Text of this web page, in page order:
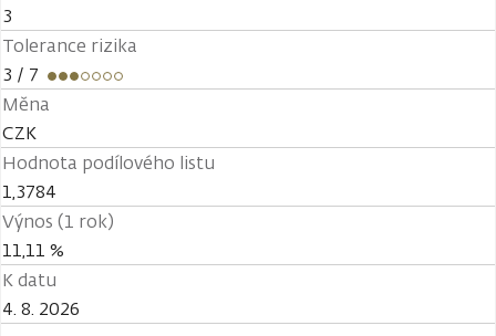
3
Tolerance rizika
3 / 7
Měna
CZK
Hodnota podílového listu
1,3784
Výnos (1 rok)
11,11 %
K datu
4. 8. 2026